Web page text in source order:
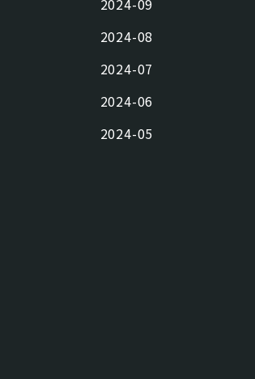
2024-08
2024-07
2024-06
2024-05